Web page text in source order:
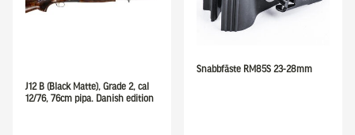
J12 B (Black Matte), Grade 2, cal
12/76, 76cm pipa. Danish edition
Snabbfäste RM85S 23-28mm